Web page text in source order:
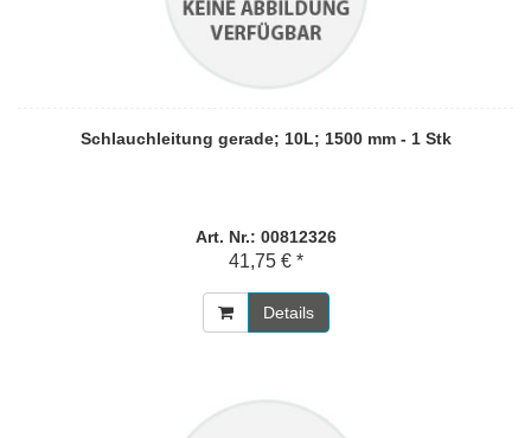
Schlauchleitung gerade; 10L; 1500 mm - 1 Stk
Art. Nr.: 00812326
41,75 € *
Details